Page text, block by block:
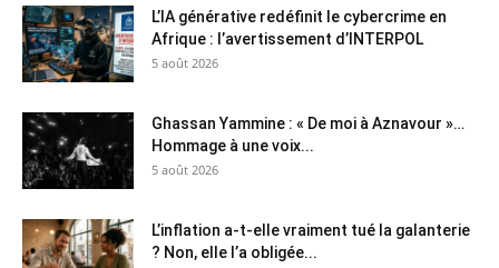
L’IA générative redéfinit le cybercrime en
Afrique : l’avertissement d’INTERPOL
5 août 2026
Ghassan Yammine : « De moi à Aznavour »…
Hommage à une voix...
5 août 2026
L’inflation a-t-elle vraiment tué la galanterie
? Non, elle l’a obligée...